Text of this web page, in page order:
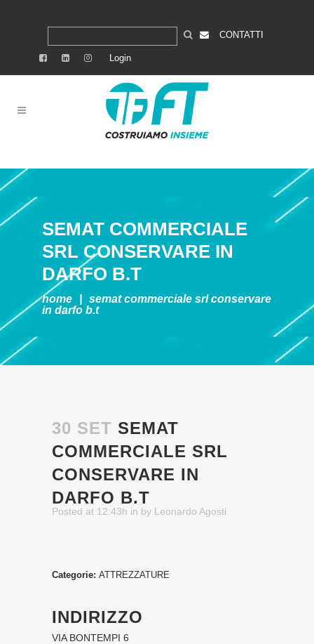
CONTATTI
Login
SEMAT COMMERCIALE
SRL CONSERVARE IN
DARFO B.T
home semat commerciale srlconservare
in darfo b.t
30 SET SEMAT
COMMERCIALE SRL
CONSERVARE IN
DARFO B.T
Posted at 12:43h in by Leonardo Agosti
Categorie: ATTREZZATURE
INDIRIZZO
VIA BONTEMPI 6